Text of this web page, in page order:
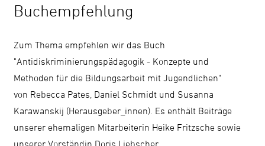
Buchempfehlung
Zum Thema empfehlen wir das Buch
"Antidiskriminierungspädagogik - Konzepte und
Methoden für die Bildungsarbeit mit Jugendlichen"
von Rebecca Pates, Daniel Schmidt und Susanna
Karawanskij (Herausgeber_innen). Es enthält Beiträge
unserer ehemaligen Mitarbeiterin Heike Fritzsche sowie
unserer Vorständin Doris Liebscher.